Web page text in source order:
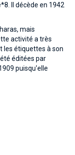
Il décède en 1942
mais
activité a très
les étiquettes à son
éditées par
puisqu'elle